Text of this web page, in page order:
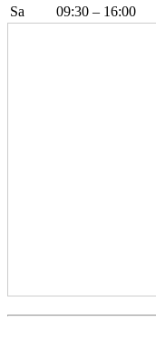
Sa
09:30 – 16:00